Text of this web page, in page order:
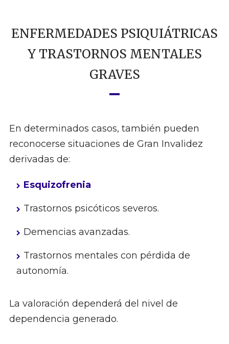
ENFERMEDADES PSIQUIÁTRICAS
Y TRASTORNOS MENTALES
GRAVES
En determinados casos, también pueden
reconocerse situaciones de Gran Invalidez
derivadas de:
Esquizofrenia
Trastornos psicóticos severos.
Demencias avanzadas.
Trastornos mentales con pérdida de
autonomía.
La valoración dependerá del nivel de
dependencia generado.